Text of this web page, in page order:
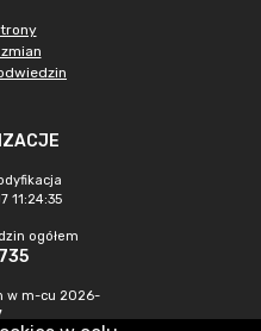
11:24:35
ogółem
w m-cu 2026-